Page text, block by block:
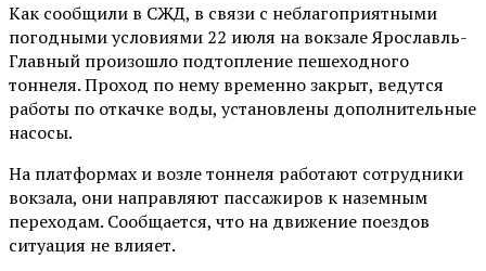
Как сообщили в СЖД, в связи с неблагоприятными
погодными условиями 22 июля на вокзале Ярославль-
Главный произошло подтопление пешеходного
тоннеля. Проход по нему временно закрыт, ведутся
работы по откачке воды, установлены дополнительные
насосы.
На платформах и возле тоннеля работают сотрудники
вокзала, они направляют пассажиров к наземным
переходам. Сообщается, что на движение поездов
ситуация не влияет.